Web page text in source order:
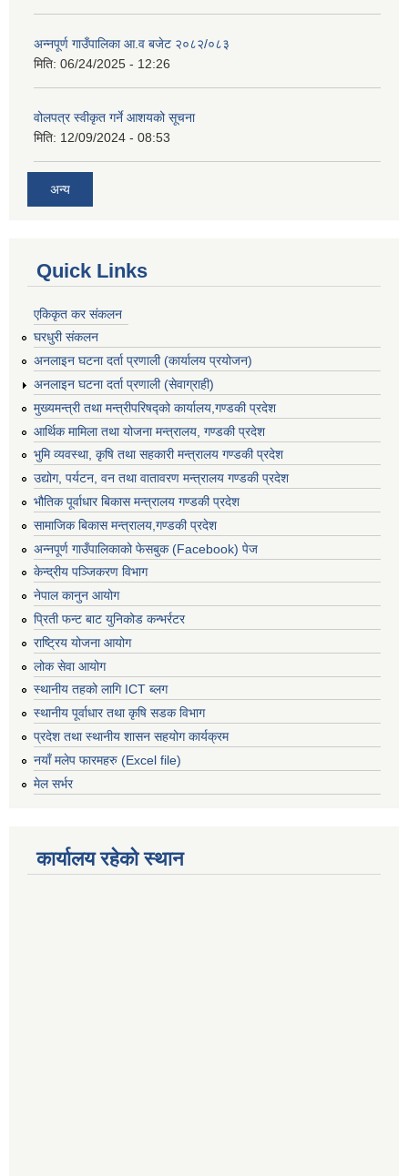
अन्नपूर्ण गाउँपालिका आ.व बजेट २०८२/०८३
मिति: 06/24/2025 - 12:26
वोलपत्र स्वीकृत गर्ने आशयको सूचना
मिति: 12/09/2024 - 08:53
अन्य
Quick Links
एकिकृत कर संकलन
घरधुरी संकलन
अनलाइन घटना दर्ता प्रणाली (कार्यालय प्रयोजन)
अनलाइन घटना दर्ता प्रणाली (सेवाग्राही)
मुख्यमन्त्री तथा मन्त्रीपरिषद्को कार्यालय,गण्डकी प्रदेश
आर्थिक मामिला तथा योजना मन्त्रालय, गण्डकी प्रदेश
भुमि व्यवस्था, कृषि तथा सहकारी मन्त्रालय गण्डकी प्रदेश
उद्योग, पर्यटन, वन तथा वातावरण मन्त्रालय गण्डकी प्रदेश
भौतिक पूर्वाधार बिकास मन्त्रालय गण्डकी प्रदेश
सामाजिक बिकास मन्त्रालय,गण्डकी प्रदेश
अन्नपूर्ण गाउँपालिकाको फेसबुक (Facebook) पेज
केन्द्रीय पञ्जिकरण विभाग
नेपाल कानुन आयोग
प्रिती फन्ट बाट युनिकोड कन्भर्रटर
राष्ट्रिय योजना आयोग
लोक सेवा आयोग
स्थानीय तहको लागि ICT ब्लग
स्थानीय पूर्वाधार तथा कृषि सडक विभाग
प्रदेश तथा स्थानीय शासन सहयोग कार्यक्रम
नयाँ मलेप फारमहरु (Excel file)
मेल सर्भर
कार्यालय रहेको स्थान